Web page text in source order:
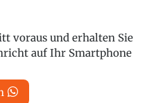
voraus und erhalten Sie
auf Ihr Smartphone